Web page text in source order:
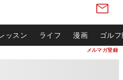
メルマガ登録
ッスン ライフ 漫画 ゴル